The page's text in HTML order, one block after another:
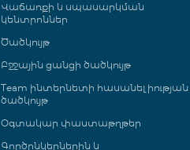
Վաճառքի և սպասարկման
կենտրոններ
Ծածկույթ
Բջջային ցանցի ծածկույթ
Team ինտերնետի հասանելիության
ծածկույթ
Օգտակար փաստաթղթեր
Գործընկերներին և